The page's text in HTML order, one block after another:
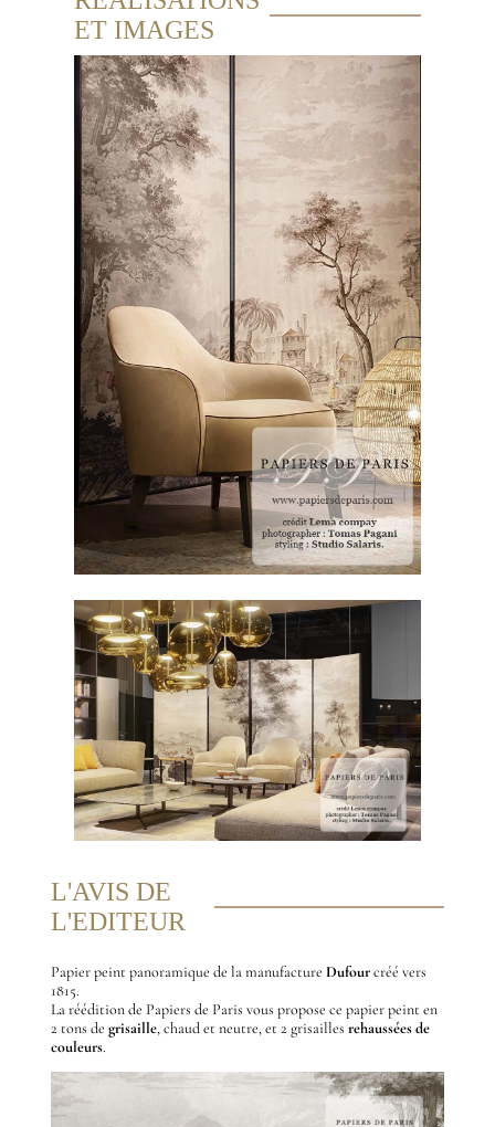
ET IMAGES
L'AVIS DE
L'EDITEUR
Papier peint panoramique de la manufacture Dufourcréé vers
1815.
La réédition de Papiers de Paris vous propose ce papier peint en
2 tons de grisaille, chaud et neutre, et 2 grisailles rehaussées de
couleurs.